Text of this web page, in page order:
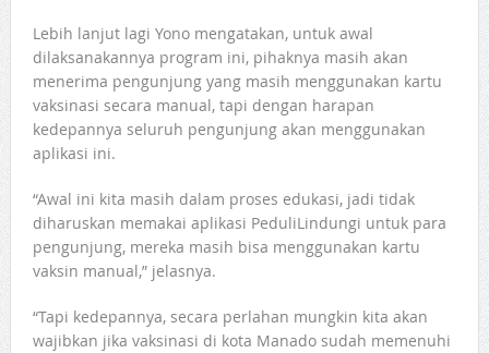
Lebih lanjut lagi Yono mengatakan, untuk awal
dilaksanakannya program ini, pihaknya masih akan
menerima pengunjung yang masih menggunakan kartu
vaksinasi secara manual, tapi dengan harapan
kedepannya seluruh pengunjung akan menggunakan
aplikasi ini.
“Awal ini kita masih dalam proses edukasi, jadi tidak
diharuskan memakai aplikasi PeduliLindungi untuk para
pengunjung, mereka masih bisa menggunakan kartu
vaksin manual,” jelasnya.
“Tapi kedepannya, secara perlahan mungkin kita akan
wajibkan jika vaksinasi di kota Manado sudah memenuhi